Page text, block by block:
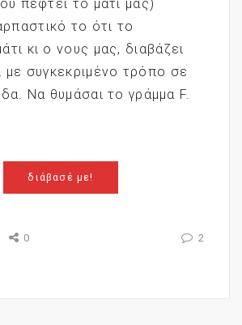
πέφτει το μάτι μας)
το ότι το
κι ο νους μας, διαβάζει
με συγκεκριμένο τρόπο σε
Να θυμάσαι το γράμμα F.
διάβασέ με!
0 2